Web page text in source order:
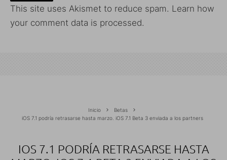
This site uses Akismet to reduce spam. Learn how
your comment data is processed.
Inicio
Betas
iOS 7.1 podría retrasarse hasta marzo. iOS 7.1 Beta 3 enviada a los partners
IOS 7.1 PODRÍA RETRASARSE HASTA